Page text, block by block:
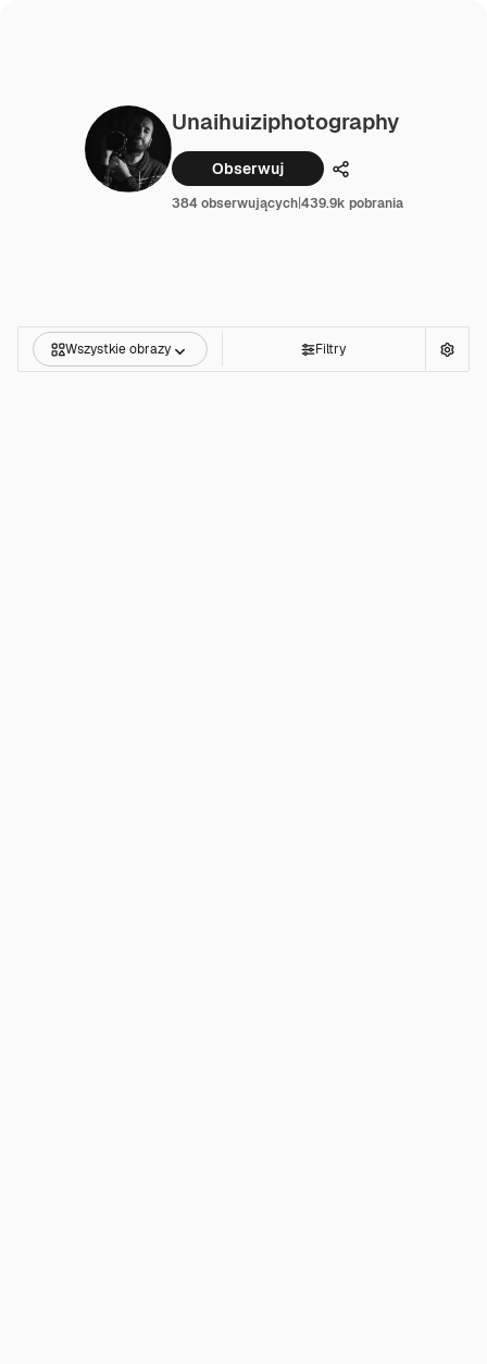
Unaihuiziphotography
Obserwuj Udostępnij
384 obserwujących|439.9k pobrania
Wszystkie obrazy Filtry